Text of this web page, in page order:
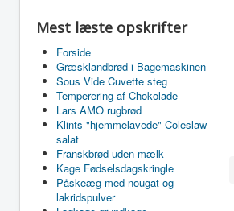
Mest læste opskrifter
Forside
Græsklandbrød i Bagemaskinen
Sous Vide Cuvette steg
Temperering af Chokolade
Lars AMO rugbrød
Klints "hjemmelavede" Coleslaw
salat
Franskbrød uden mælk
Kage Fødselsdagskringle
Påskeæg med nougat og
lakridspulver